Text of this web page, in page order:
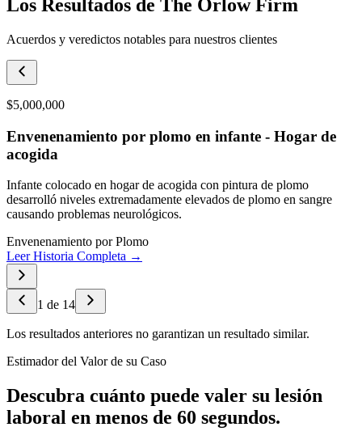
Los Resultados de The Orlow Firm
Acuerdos y veredictos notables para nuestros clientes
$5,000,000
Envenenamiento por plomo en infante - Hogar de
acogida
Infante colocado en hogar de acogida con pintura de plomo
desarrolló niveles extremadamente elevados de plomo en sangre
causando problemas neurológicos.
Envenenamiento por Plomo
Leer Historia Completa →
1 de 14
Los resultados anteriores no garantizan un resultado similar.
Estimador del Valor de su Caso
Descubra cuánto puede valer su lesión
laboral en menos de 60 segundos.